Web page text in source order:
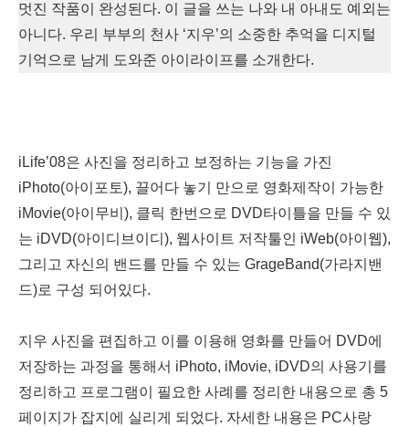
멋진 작품이 완성된다. 이 글을 쓰는 나와 내 아내도 예외는
아니다. 우리 부부의 천사 ‘지우’의 소중한 추억을 디지털
기억으로 남게 도와준 아이라이프를 소개한다.
iLife’08은 사진을 정리하고 보정하는 기능을 가진
iPhoto(아이포토), 끌어다 놓기 만으로 영화제작이 가능한
iMovie(아이무비), 클릭 한번으로 DVD타이틀을 만들 수 있
는 iDVD(아이디브이디), 웹사이트 저작툴인 iWeb(아이웹),
그리고 자신의 밴드를 만들 수 있는 GrageBand(가라지밴
드)로 구성 되어있다.
지우 사진을 편집하고 이를 이용해 영화를 만들어 DVD에
저장하는 과정을 통해서 iPhoto, iMovie, iDVD의 사용기를
정리하고 프로그램이 필요한 사례를 정리한 내용으로 총 5
페이지가 잡지에 실리게 되었다. 자세한 내용은 PC사랑